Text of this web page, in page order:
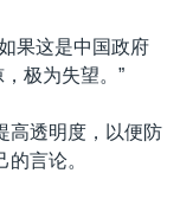
果这是中国政府
极为失望。”
高透明度，以便防
言论。